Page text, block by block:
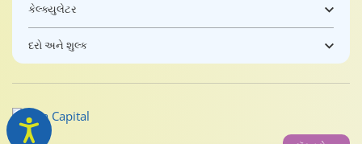
કેલ્ક્યુલેટર
દરો અને શુલ્ક